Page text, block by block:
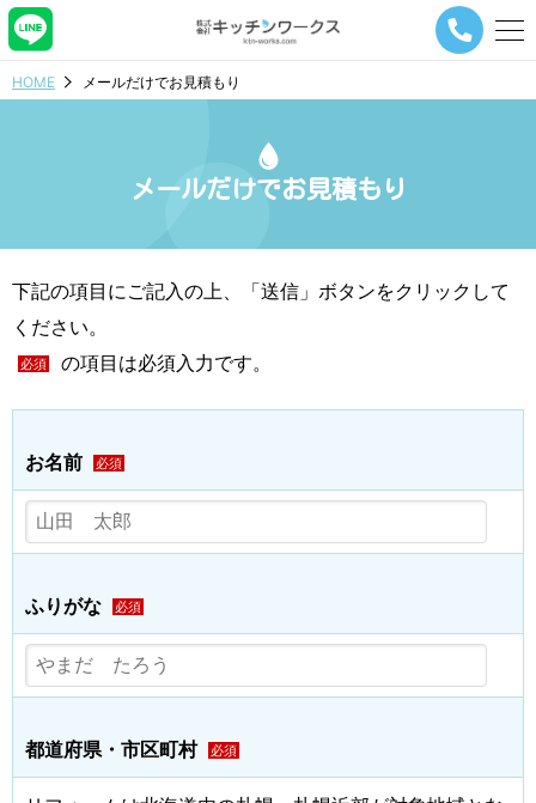
メ
ー
ン
HOME メールだけでお見積もり
メールだけでお見積もり
下記の項目にご記入の上、「送信」ボタンをクリックして
ください。
必須 の項目は必須入力です。
お名前 必須
ふりがな 必須
都道府県・市区町村 必須